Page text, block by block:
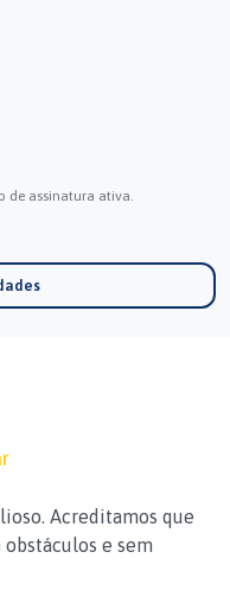
de assinatura ativa.
Acreditamos que
e sem